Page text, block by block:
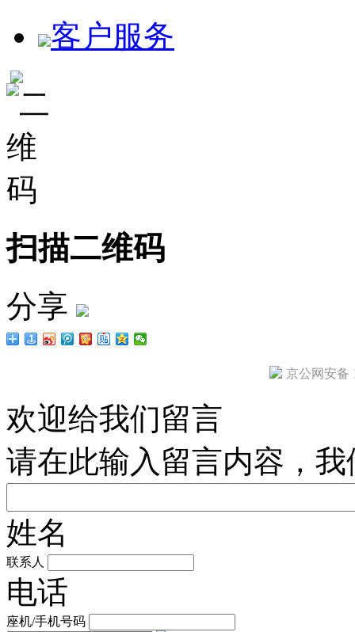
客户服务
扫描二维码
分享
京公网安备
欢迎给我们留言
请在此输入留言内容，
姓名
联系人
电话
座机/手机号码